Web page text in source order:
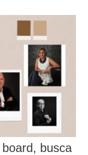
busca